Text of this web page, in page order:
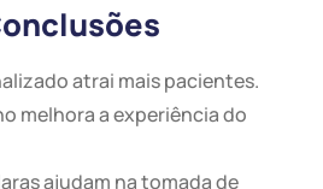
atrai mais pacientes.
melhora a experiência do
ajudam na tomada de